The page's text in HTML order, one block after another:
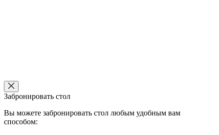
Забронировать стол
Вы можете забронировать стол любым удобным вам
способом: